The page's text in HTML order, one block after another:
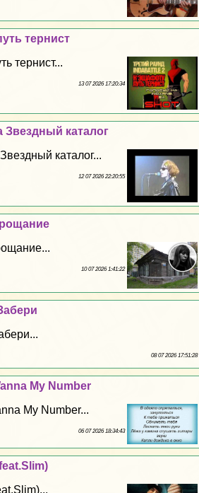
тернист
тернист...
13 07 2026 17:20:34
Звездный каталог
каталог...
12 07 2026 22:20:55
10 07 2026 1:41:22
08 07 2026 17:51:28
My Number
My Number...
06 07 2026 18:34:43